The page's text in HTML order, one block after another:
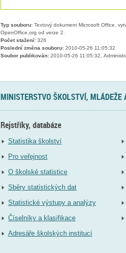
Typ souboru:Textový dokument Microsoft Office,
OpenOffice.org od verze 2.
Počet stažení:326
Poslední změna souboru:2010-05-26 11:05:32
Soubor publikován:2010-05-26 11:05:32,
MINISTERSTVO ŠKOLSTVÍ, MLÁDEŽE
Rejstříky, databáze
Statistika školství
Pro veřejnost
O školské statistice
Sběry statistických dat
Statistické výstupy a analýzy
Číselníky a klasifikace
Adresáře školských institucí